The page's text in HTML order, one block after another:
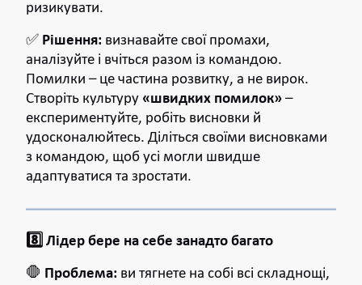
ризикувати.
✅ Рішення: визнавайте свої промахи,
аналізуйте і вчіться разом із командою.
Помилки – це частина розвитку, а не вирок.
Створіть культуру «швидких помилок» –
експериментуйте, робіть висновки й
удосконалюйтесь. Діліться своїми висновками
з командою, щоб усі могли швидше
адаптуватися та зростати.
8️⃣ Лідер бере на себе занадто багато
🛑 Проблема: ви тягнете на собі всі складнощі,